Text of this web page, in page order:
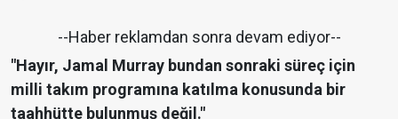
--Haber reklamdan sonra devam ediyor--
"Hayır, Jamal Murray bundan sonraki süreç için
milli takım programına katılma konusunda bir
taahhütte bulunmuş değil."